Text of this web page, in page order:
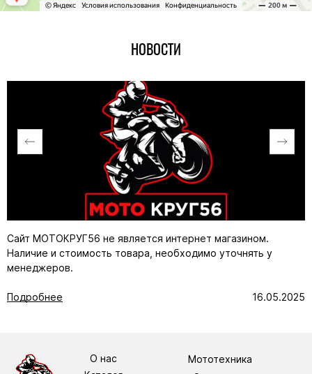
НОВОСТИ
Сайт МОТОКРУГ56 не является интернет магазином.
Наличие и стоимость товара, необходимо уточнять у
менеджеров.
Подробнее 16.05.2025
О нас
Мототехника